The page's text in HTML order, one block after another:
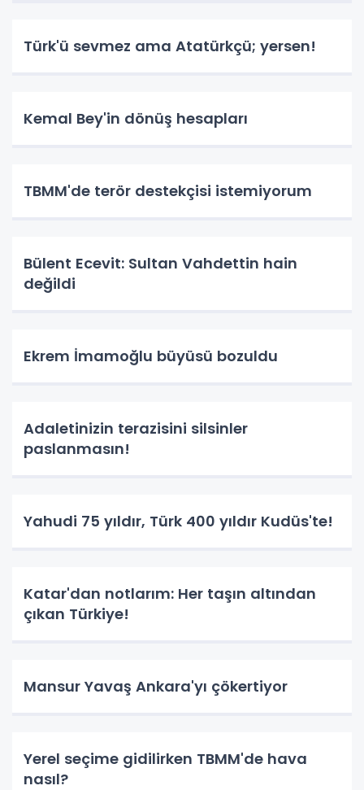
Türk'ü sevmez ama Atatürkçü; yersen!
Kemal Bey'in dönüş hesapları
TBMM'de terör destekçisi istemiyorum
Bülent Ecevit: Sultan Vahdettin hain
değildi
Ekrem İmamoğlu büyüsü bozuldu
Adaletinizin terazisini silsinler
paslanmasın!
Yahudi 75 yıldır, Türk 400 yıldır Kudüs'te!
Katar'dan notlarım: Her taşın altından
çıkan Türkiye!
Mansur Yavaş Ankara'yı çökertiyor
Yerel seçime gidilirken TBMM'de hava
nasıl?